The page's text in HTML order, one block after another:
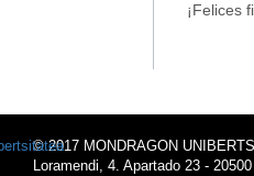
¡Felices
© 2017 MONDRAGON
Loramendi, 4. Apartado 23 -